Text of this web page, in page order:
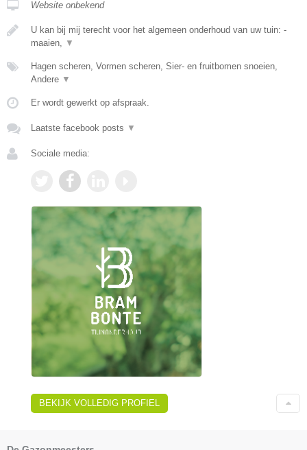
Website onbekend
U kan bij mij terecht voor het algemeen onderhoud van uw tuin: -
maaien, ▼
Hagen scheren, Vormen scheren, Sier- en fruitbomen snoeien,
Andere ▼
Er wordt gewerkt op afspraak.
Laatste facebook posts ▼
Sociale media:
BEKIJK VOLLEDIG PROFIEL